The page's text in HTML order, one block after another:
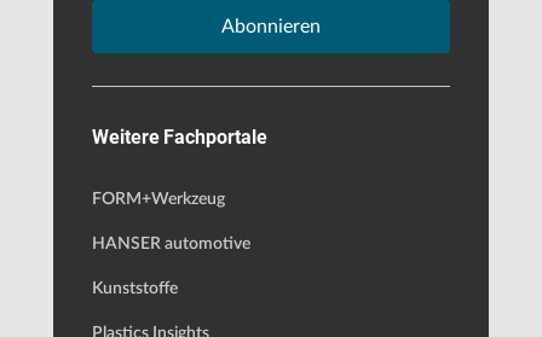
Abonnieren
Weitere Fachportale
FORM+Werkzeug
HANSER automotive
Kunststoffe
Plastics Insights